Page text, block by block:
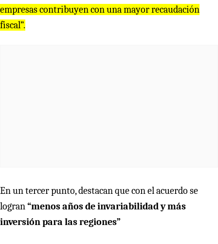
empresas contribuyen con una mayor recaudación
fiscal”.
En un tercer punto, destacan que con el acuerdo se
logran“menos años de invariabilidad y más
inversión para las regiones”